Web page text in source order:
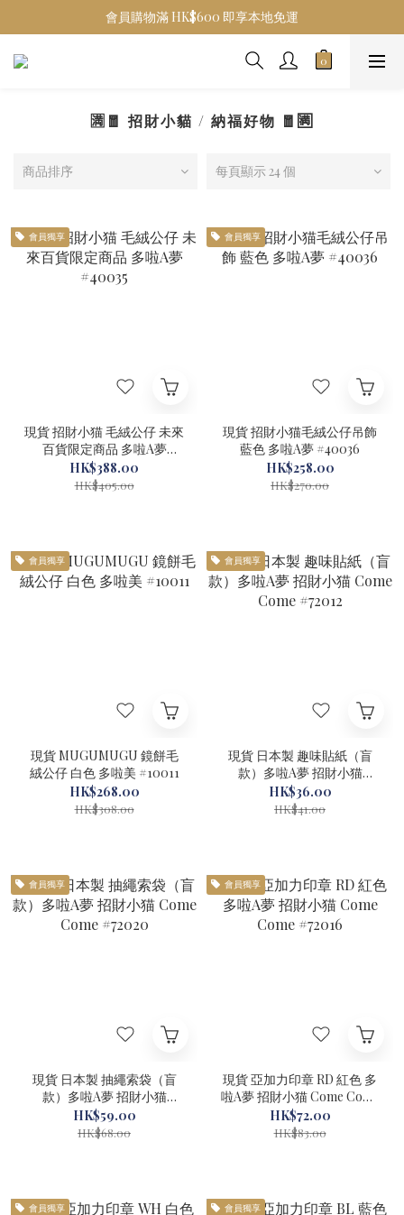
會員購物滿 HK$600 即享本地免運
🈵🧧 招財小貓 / 納福好物 🧧🈵
商品排序 每頁顯示 24 個
會員獨享
現貨 招財小猫 毛絨公仔 未來
百貨限定商品 多啦A夢
#40035
HK$388.00
HK$405.00
會員獨享
現貨 招財小猫毛絨公仔吊飾
藍色 多啦A夢 #40036
HK$258.00
HK$270.00
會員獨享
現貨 MUGUMUGU 鏡餅毛
絨公仔 白色 多啦美 #10011
HK$268.00
HK$308.00
會員獨享
現貨 日本製 趣味貼紙（盲
款）多啦A夢 招財小猫
Come Come #72012
HK$36.00
HK$41.00
會員獨享
現貨 日本製 抽繩索袋（盲
款）多啦A夢 招財小猫
Come Come #72020
HK$59.00
HK$68.00
會員獨享
現貨 亞加力印章 RD 紅色 多
啦A夢 招財小猫 Come Come
#72016
HK$72.00
HK$83.00
會員獨享 會員獨享